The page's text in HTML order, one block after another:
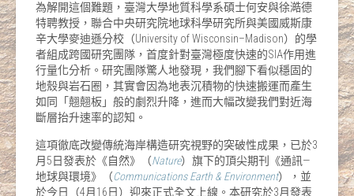
為解開這個難題，臺灣大學地質科學系碩士何安與徐澔德
特聘教授，聯合中央研究院地球科學研究所與美國威斯康
辛大學麥迪遜分校（University of Wisconsin–Madison）的學
者組成跨國研究團隊，首度針對臺灣極度快速的SIA作用進
行量化分析。研究團隊驚人地發現，我們腳下看似穩固的
地殼與岩石圈，其實會因為地表沉積物的快速搬運而產生
如同「翹翹板」般的劇烈升降，進而大幅改變我們對近海
斷層抬升速率的認知。
這項徹底改變傳統海岸構造研究視野的突破性成果，已於3
月5日發表於《自然》（Nature）旗下的頂尖期刊《通訊—
地球與環境》（Communications Earth & Environment），並
於今日（4月16日）迎來正式全文上線。本研究於3月發表